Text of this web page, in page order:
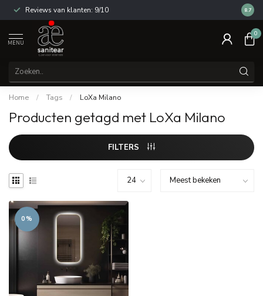
Reviews van klanten: 9/10 14
8.7
MENU
0
Home / Tags / LoXa Milano
Producten getagd met LoXa Milano
FILTERS
0%